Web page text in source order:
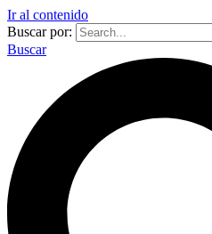
Ir al contenido
Buscar por:
Buscar